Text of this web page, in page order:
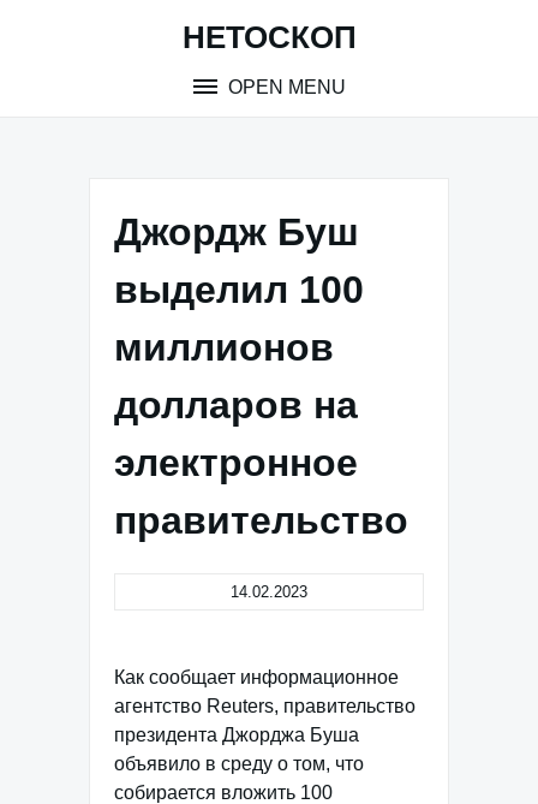
НЕТОСКОП
OPEN MENU
Джордж Буш
выделил 100
миллионов
долларов на
электронное
правительство
14.02.2023
Как сообщает информационное
агентство Reuters, правительство
президента Джорджа Буша
объявило в среду о том, что
собирается вложить 100